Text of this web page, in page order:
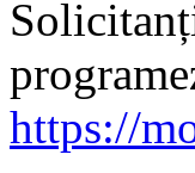
https://